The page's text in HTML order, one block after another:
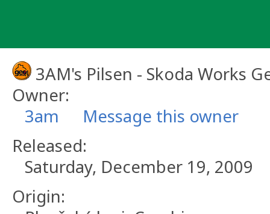
3AM's Pilsen - Skoda Works
Owner:
3am
Message this owner
Released:
Saturday, December 19, 2009
Origin: